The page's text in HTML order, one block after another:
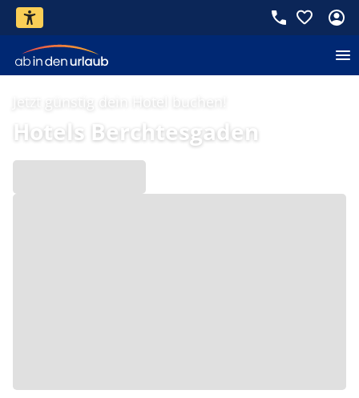
Jetzt günstig dein Hotel buchen!
Hotels Berchtesgaden